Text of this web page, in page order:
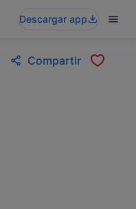
Descargar app
Compartir